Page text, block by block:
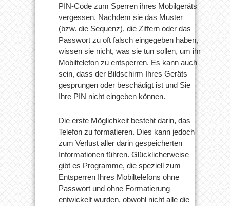
PIN-Code zum Sperren ihres Mobilgeräts
vergessen. Nachdem sie das Muster
(bzw. die Sequenz), die Ziffern oder das
Passwort zu oft falsch eingegeben haben,
wissen sie nicht, was sie tun sollen, um ihr
Mobiltelefon zu entsperren. Es kann auch
sein, dass der Bildschirm Ihres Geräts
gesprungen oder beschädigt ist und Sie
Ihre PIN nicht eingeben können.
Die erste Möglichkeit besteht darin, das
Telefon zu formatieren. Dies kann jedoch
zum Verlust aller darin gespeicherten
Informationen führen. Glücklicherweise
gibt es Programme, die speziell zum
Entsperren Ihres Mobiltelefons ohne
Passwort und ohne Formatierung
entwickelt wurden, obwohl nicht alle die